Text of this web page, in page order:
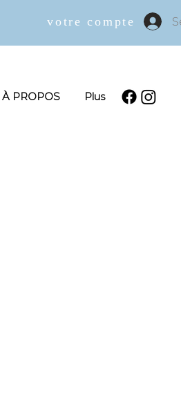
votre compte
À PROPOS Plus